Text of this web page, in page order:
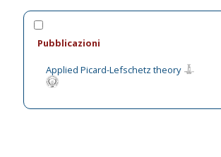
Pubblicazioni
Applied Picard-Lefschetz theory